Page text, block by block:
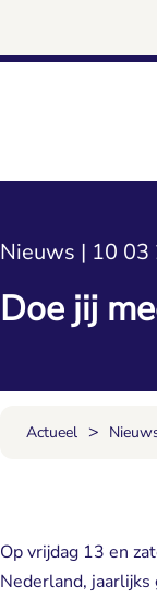
Nieuws | 10 03
Doe jij
Actueel >
Op vrijdag 13 en
Nederland,